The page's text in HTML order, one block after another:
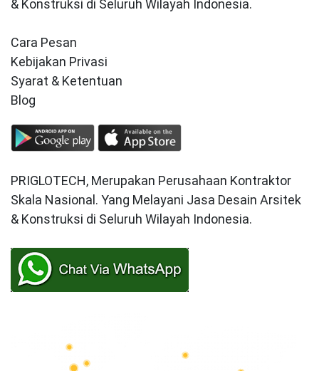
& Konstruksi di Seluruh Wilayah Indonesia.
Cara Pesan
Kebijakan Privasi
Syarat & Ketentuan
Blog
PRIGLOTECH, Merupakan Perusahaan Kontraktor
Skala Nasional. Yang Melayani Jasa Desain Arsitek
& Konstruksi di Seluruh Wilayah Indonesia.